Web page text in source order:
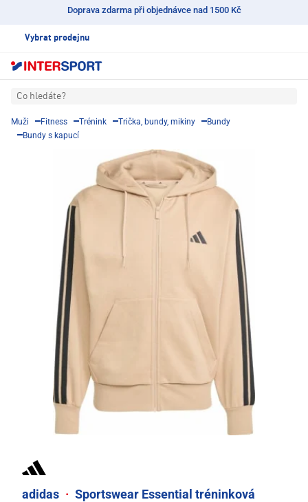
Doprava zdarma při objednávce nad 1500 Kč
Vybrat prodejnu
Co hledáte?
Muži Fitness Trénink Trička, bundy, mikiny
Bundy
Bundy s kapucí
adidas · Sportswear Essential tréninková